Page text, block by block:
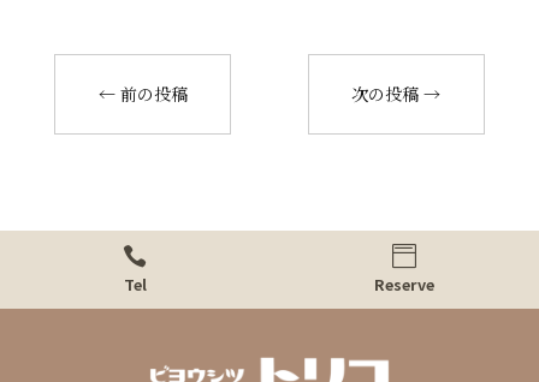
← 前の投稿 次の投稿 →

Tel

Reserve